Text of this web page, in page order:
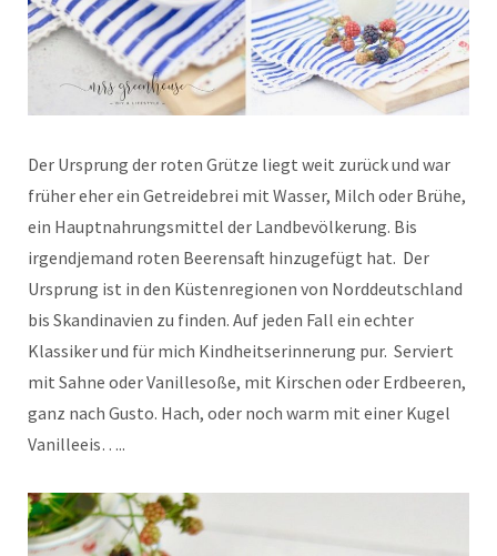
Der Ursprung der roten Grütze liegt weit zurück und war
früher eher ein Getreidebrei mit Wasser, Milch oder Brühe,
ein Hauptnahrungsmittel der Landbevölkerung. Bis
irgendjemand roten Beerensaft hinzugefügt hat. Der
Ursprung ist in den Küstenregionen von Norddeutschland
bis Skandinavien zu finden. Auf jeden Fall ein echter
Klassiker und für mich Kindheitserinnerung pur. Serviert
mit Sahne oder Vanillesoße, mit Kirschen oder Erdbeeren,
ganz nach Gusto. Hach, oder noch warm mit einer Kugel
Vanilleeis…..